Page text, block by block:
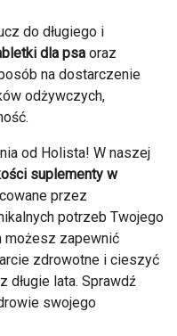
do długiego i
dla psa oraz
na dostarczenie
odżywczych,
od Holista! W naszej
suplementy w
przez
potrzeb Twojego
możesz zapewnić
zdrowotne i cieszyć
długie lata. Sprawdź
swojego